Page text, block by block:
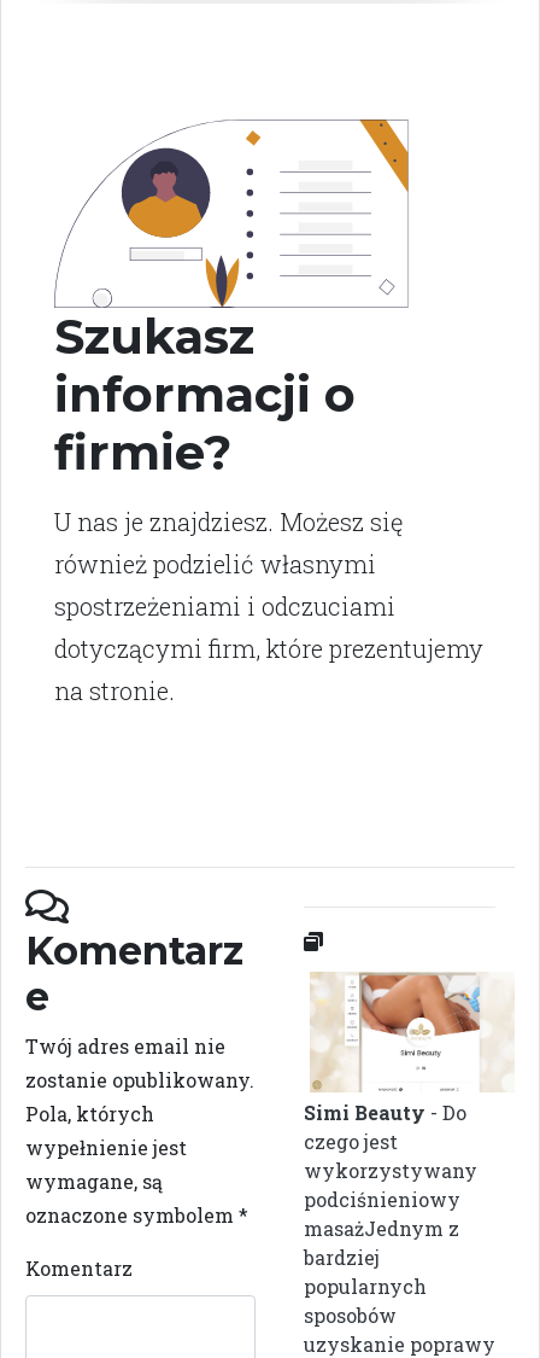
Szukasz
informacji o
firmie?
U nas je znajdziesz. Możesz się
również podzielić własnymi
spostrzeżeniami i odczuciami
dotyczącymi firm, które prezentujemy
na stronie.
Komentarz
e
Twój adres email nie
zostanie opublikowany.
Pola, których
wypełnienie jest
wymagane, są
oznaczone symbolem *
Komentarz
Simi Beauty - Do
czego jest
wykorzystywany
podciśnieniowy
masażJednym z
bardziej
popularnych
sposobów
uzyskanie poprawy